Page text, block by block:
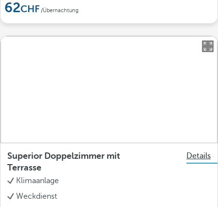
62 /Übernachtung
Superior Doppelzimmer mit
Terrasse
Details
Klimaanlage
Weckdienst